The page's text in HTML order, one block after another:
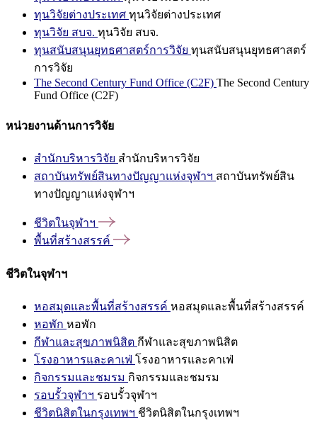
ทุนวิจัยต่างประเทศ ทุนวิจัยต่างประเทศ
ทุนวิจัย สบจ. ทุนวิจัย สบจ.
ทุนสนับสนุนยุทธศาสตร์การวิจัย ทุนสนับสนุนยุทธศาสตร์
การวิจัย
The Second Century Fund Office (C2F) The Second Century
Fund Office (C2F)
หน่วยงานด้านการวิจัย
สำนักบริหารวิจัย สำนักบริหารวิจัย
สถาบันทรัพย์สินทางปัญญาแห่งจุฬาฯ สถาบันทรัพย์สิน
ทางปัญญาแห่งจุฬาฯ
ชีวิตในจุฬาฯ
พื้นที่สร้างสรรค์
ชีวิตในจุฬาฯ
หอสมุดและพื้นที่สร้างสรรค์ หอสมุดและพื้นที่สร้างสรรค์
หอพัก หอพัก
กีฬาและสุขภาพนิสิต กีฬาและสุขภาพนิสิต
โรงอาหารและคาเฟ่ โรงอาหารและคาเฟ่
กิจกรรมและชมรม กิจกรรมและชมรม
รอบรั้วจุฬาฯ รอบรั้วจุฬาฯ
ชีวิตนิสิตในกรุงเทพฯ ชีวิตนิสิตในกรุงเทพฯ